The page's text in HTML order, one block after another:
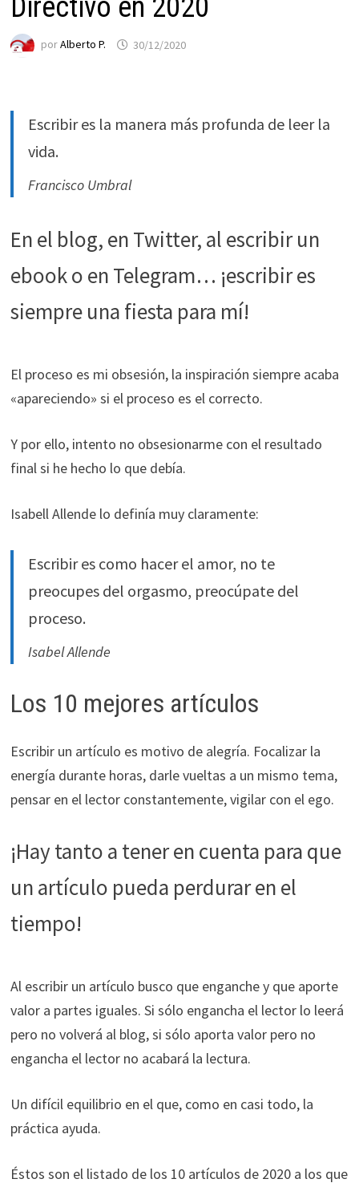
Directivo en 2020
porAlberto P. 30/12/2020
Escribir es la manera más profunda de leer la
vida.
Francisco Umbral
En el blog, en Twitter, al escribir un
ebook o en Telegram… ¡escribir es
siempre una fiesta para mí!
El proceso es mi obsesión, la inspiración siempre acaba
«apareciendo» si el proceso es el correcto.
Y por ello, intento no obsesionarme con el resultado
final si he hecho lo que debía.
Isabell Allende lo definía muy claramente:
Escribir es como hacer el amor, no te
preocupes del orgasmo, preocúpate del
proceso.
Isabel Allende
Los 10 mejores artículos
Escribir un artículo es motivo de alegría. Focalizar la
energía durante horas, darle vueltas a un mismo tema,
pensar en el lector constantemente, vigilar con el ego.
¡Hay tanto a tener en cuenta para que
un artículo pueda perdurar en el
tiempo!
Al escribir un artículo busco que enganche y que aporte
valor a partes iguales. Si sólo engancha el lector lo leerá
pero no volverá al blog, si sólo aporta valor pero no
engancha el lector no acabará la lectura.
Un difícil equilibrio en el que, como en casi todo, la
práctica ayuda.
Éstos son el listado de los 10 artículos de 2020 a los que
Necesarias
opcionales.
necesarias
funcione la
Estadísticas
Para que
podamos
mejorar la
de la web, en
base a cómo
Experiencia
nuestra web
durante tu
rechaza estas
cookies,
funcionalidades
de la web.
Marketing
Al compartir tus
intereses y
comportamiento
nuestro sitio,
aumentas la
posibilidad de
ver contenido y
ofertas
personalizados.